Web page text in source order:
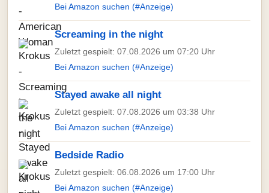
Bei Amazon suchen (#Anzeige)
Screaming in the night
Zuletzt gespielt: 07.08.2026 um 07:20 Uhr
Bei Amazon suchen (#Anzeige)
Stayed awake all night
Zuletzt gespielt: 07.08.2026 um 03:38 Uhr
Bei Amazon suchen (#Anzeige)
Bedside Radio
Zuletzt gespielt: 06.08.2026 um 17:00 Uhr
Bei Amazon suchen (#Anzeige)